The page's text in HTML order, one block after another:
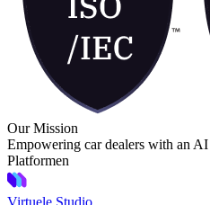
Our Mission
Empowering car dealers with an
Platformen